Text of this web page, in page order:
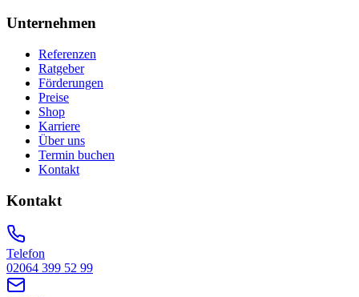
Unternehmen
Referenzen
Ratgeber
Förderungen
Preise
Shop
Karriere
Über uns
Termin buchen
Kontakt
Kontakt
Telefon
02064 399 52 99